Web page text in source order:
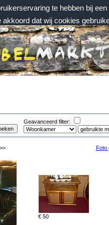
te hebben bij
akkoord dat wij cookies
Geavanceerd filter:
Foto
€ 50